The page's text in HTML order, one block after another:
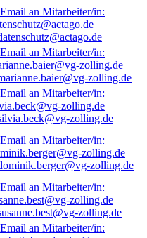
zolling.de
zolling.de
zolling.de
zolling.de